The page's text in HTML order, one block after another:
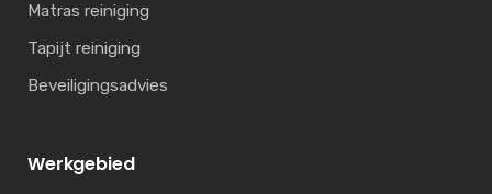
Matras reiniging
Tapijt reiniging
Beveiligingsadvies
Werkgebied